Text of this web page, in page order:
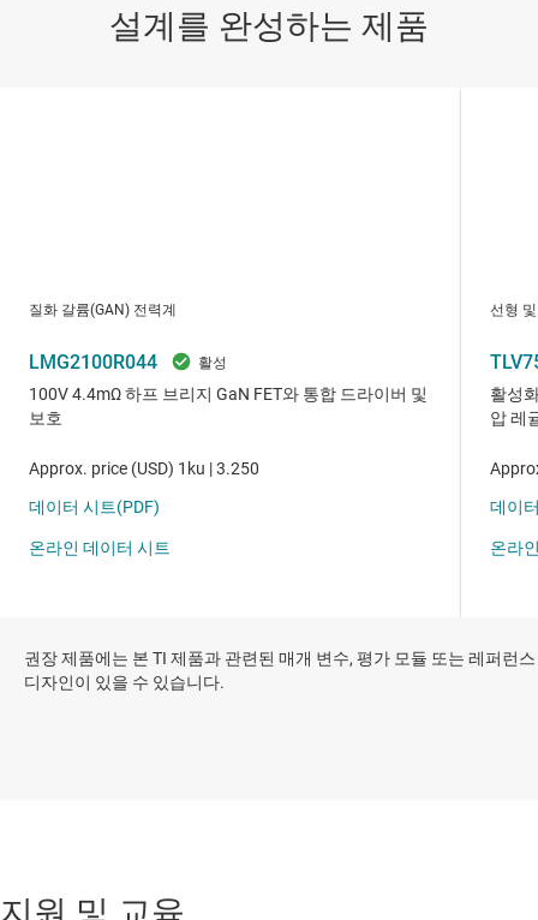
권장 제품에는 본 TI 제품과 관련된 매개 변수, 평가 모듈 또는 레퍼런스
디자인이 있을 수 있습니다.